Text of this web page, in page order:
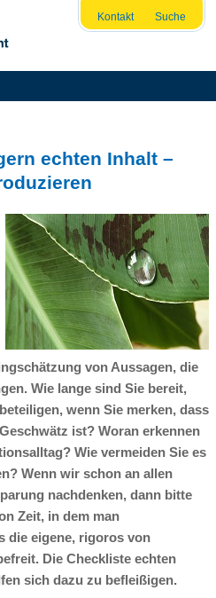
Kontakt Suche
echten Inhalt –
von Aussagen, die
Wie lange sind Sie bereit,
wenn Sie merken, dass
ist? Woran erkennen
Wie vermeiden Sie es
Wenn wir schon an allen
nachdenken, dann bitte
Zeit, in dem man
die eigene, rigoros von
Die Checkliste echten
sich dazu zu befleißigen.